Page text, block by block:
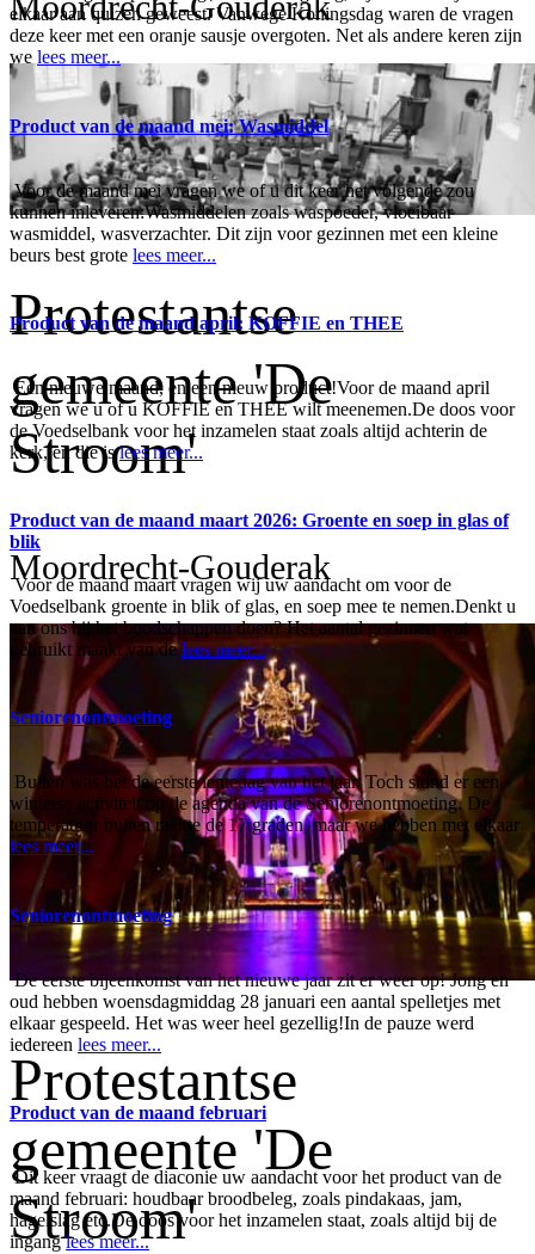
Protestantse
gemeente 'De
Stroom'
Moordrecht-Gouderak
Protestantse
gemeente 'De
Stroom'
elkaar aan quizen geweest. Vanwege Koningsdag waren de vragen
deze keer met een oranje sausje overgoten. Net als andere keren zijn
we lees meer...
Product van de maand mei: Wasmiddel
Voor de maand mei vragen we of u dit keer het volgende zou
kunnen inleveren:Wasmiddelen zoals waspoeder, vloeibaar
wasmiddel, wasverzachter. Dit zijn voor gezinnen met een kleine
beurs best grote lees meer...
Product van de maand april: KOFFIE en THEE
Een nieuwe maand, en een nieuw product!Voor de maand april
vragen we u of u KOFFIE en THEE wilt meenemen.De doos voor
de Voedselbank voor het inzamelen staat zoals altijd achterin de
kerk, en die islees meer...
Product van de maand maart 2026: Groente en soep in glas of
blik
Voor de maand maart vragen wij uw aandacht om voor de
Voedselbank groente in blik of glas, en soep mee te nemen.Denkt u
aan ons bij het boodschappen doen? Het aantal gezinnen wat
gebruikt maakt van delees meer...
Seniorenontmoeting
Buiten was het de eerste lentedag van het jaar. Toch stond er een
winterse activiteit op de agenda van de Seniorenontmoeting. De
temperatuur buiten raakte de 17 graden, maar we hebben met elkaar
lees meer...
Seniorenontmoeting
De eerste bijeenkomst van het nieuwe jaar zit er weer op! Jong en
oud hebben woensdagmiddag 28 januari een aantal spelletjes met
elkaar gespeeld. Het was weer heel gezellig!In de pauze werd
iedereen lees meer...
Product van de maand februari
Dit keer vraagt de diaconie uw aandacht voor het product van de
maand februari: houdbaar broodbeleg, zoals pindakaas, jam,
hagelslag etc.De doos voor het inzamelen staat, zoals altijd bij de
inganglees meer...